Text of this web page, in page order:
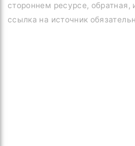
стороннем ресурсе, обратная,
ссылка на источник